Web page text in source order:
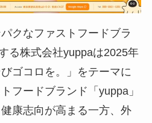
クなファストフードブラ
る株式会社yuppaは2025年
ゴコロを。」をテーマに
フードブランド「yuppa」
康志向が高まる一方、外